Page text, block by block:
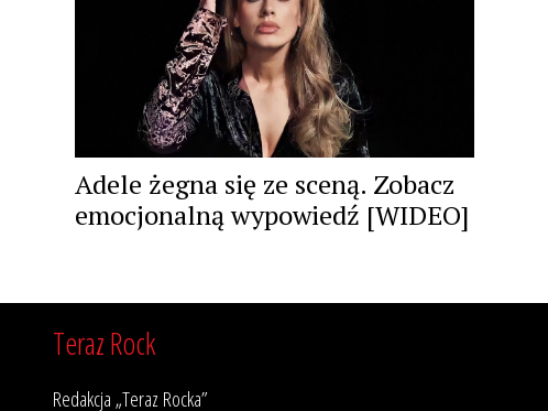
Adele żegna się ze sceną. Zobacz
emocjonalną wypowiedź [WIDEO]
Teraz Rock
Redakcja „Teraz Rocka”